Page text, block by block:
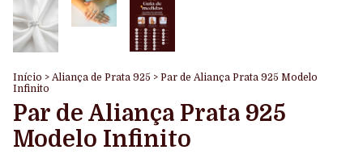
Início > Aliança de Prata 925 > Par de Aliança Prata 925 Modelo
Infinito
Par de Aliança Prata 925
Modelo Infinito